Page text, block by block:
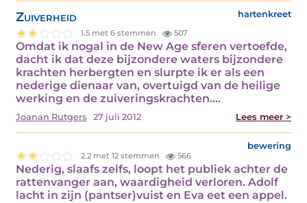
Zuiverheid hartenkreet
1.5 met 6 stemmen 507
Omdat ik nogal in de New Age sferen vertoefde,
dacht ik dat deze bijzondere waters bijzondere
krachten herbergten en slurpte ik er als een
nederige dienaar van, overtuigd van de heilige
werking en de zuiveringskrachten.…
Joanan Rutgers 27 juli 2012 Lees meer >
bewering
2.2 met 12 stemmen 566
Nederig, slaafs zelfs, loopt het publiek achter de
rattenvanger aan, waardigheid verloren. Adolf
lacht in zijn (pantser)vuist en Eva eet een appel.